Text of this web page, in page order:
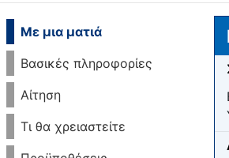
Μετάβαση σε: πλοήγηση
Με μια ματιά
Βασικές πληροφορίες
Αίτηση
Τι θα χρειαστείτε